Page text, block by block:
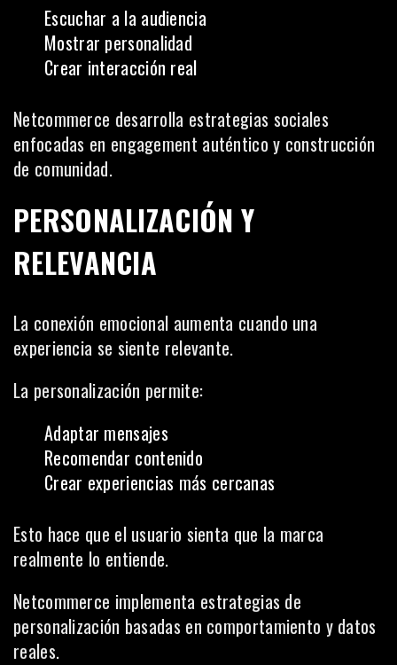
Escuchar a la audiencia
Mostrar personalidad
Crear interacción real
Netcommerce desarrolla estrategias sociales
enfocadas en engagement auténtico y construcción
de comunidad.
PERSONALIZACIÓN Y
RELEVANCIA
La conexión emocional aumenta cuando una
experiencia se siente relevante.
La personalización permite:
Adaptar mensajes
Recomendar contenido
Crear experiencias más cercanas
Esto hace que el usuario sienta que la marca
realmente lo entiende.
Netcommerce implementa estrategias de
personalización basadas en comportamiento y datos
reales.